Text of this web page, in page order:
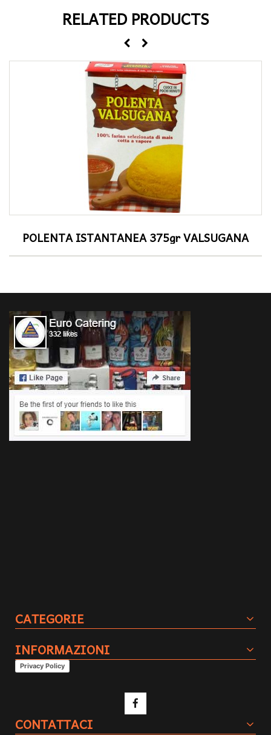
RELATED PRODUCTS
POLENTA ISTANTANEA 375gr VALSUGANA
CATEGORIE
INFORMAZIONI
Privacy Policy
CONTATTACI